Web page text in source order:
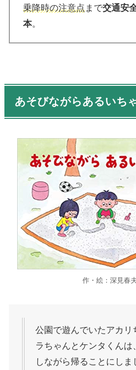
乗降時の注意点まで交通安
本。
あそびながらあるいち
作・絵：深見春
公園で遊んでいたアカリ
ラちゃんとケンタくんは
しながら帰ることにしま